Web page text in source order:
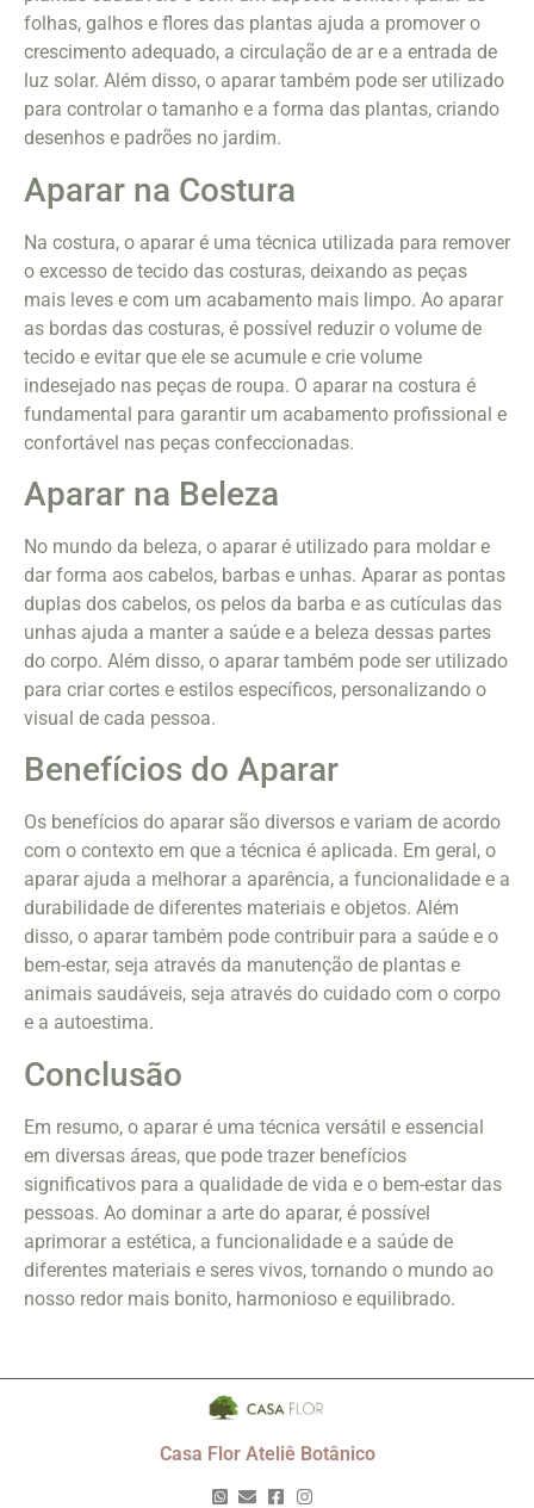
folhas, galhos e flores das plantas ajuda a promover o
crescimento adequado, a circulação de ar e a entrada de
luz solar. Além disso, o aparar também pode ser utilizado
para controlar o tamanho e a forma das plantas, criando
desenhos e padrões no jardim.
Aparar na Costura
Na costura, o aparar é uma técnica utilizada para remover
o excesso de tecido das costuras, deixando as peças
mais leves e com um acabamento mais limpo. Ao aparar
as bordas das costuras, é possível reduzir o volume de
tecido e evitar que ele se acumule e crie volume
indesejado nas peças de roupa. O aparar na costura é
fundamental para garantir um acabamento profissional e
confortável nas peças confeccionadas.
Aparar na Beleza
No mundo da beleza, o aparar é utilizado para moldar e
dar forma aos cabelos, barbas e unhas. Aparar as pontas
duplas dos cabelos, os pelos da barba e as cutículas das
unhas ajuda a manter a saúde e a beleza dessas partes
do corpo. Além disso, o aparar também pode ser utilizado
para criar cortes e estilos específicos, personalizando o
visual de cada pessoa.
Benefícios do Aparar
Os benefícios do aparar são diversos e variam de acordo
com o contexto em que a técnica é aplicada. Em geral, o
aparar ajuda a melhorar a aparência, a funcionalidade e a
durabilidade de diferentes materiais e objetos. Além
disso, o aparar também pode contribuir para a saúde e o
bem-estar, seja através da manutenção de plantas e
animais saudáveis, seja através do cuidado com o corpo
e a autoestima.
Conclusão
Em resumo, o aparar é uma técnica versátil e essencial
em diversas áreas, que pode trazer benefícios
significativos para a qualidade de vida e o bem-estar das
pessoas. Ao dominar a arte do aparar, é possível
aprimorar a estética, a funcionalidade e a saúde de
diferentes materiais e seres vivos, tornando o mundo ao
nosso redor mais bonito, harmonioso e equilibrado.
Casa Flor Ateliê Botânico